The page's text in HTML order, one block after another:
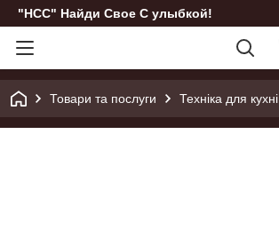
"НСС" Найди Свое С улыбкой!
Товари та послуги Техніка для кухні